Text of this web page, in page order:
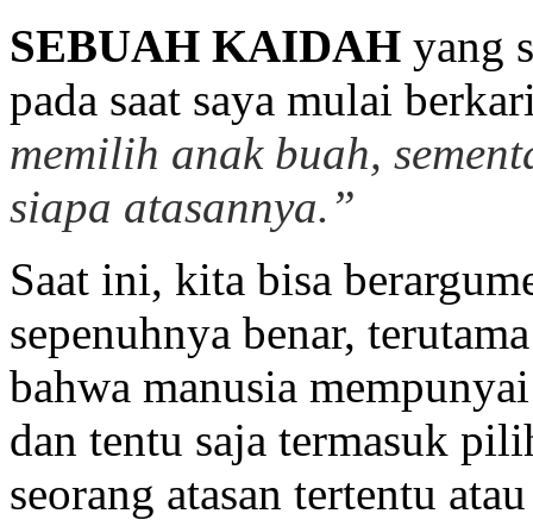
SEBUAH KAIDAH yang
pada saat saya mulai
memilih anak buah,
siapa atasannya.”
Saat ini, kita bisa
sepenuhnya benar,
bahwa manusia
dan tentu saja termasuk
seorang atasan tertentu